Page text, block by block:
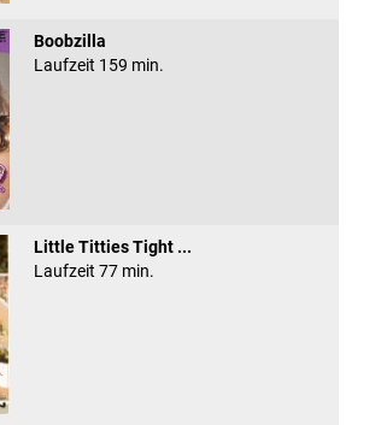
Boobzilla
Laufzeit 159 min.
Little Titties Tight ...
Laufzeit 77 min.